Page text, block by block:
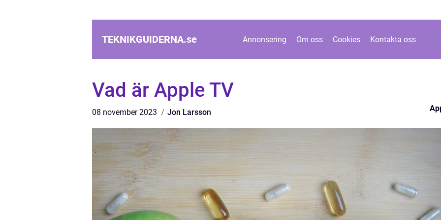
TEKNIKGUIDERNA.se Annonsering Om oss Cookies Kontakta oss
Vad är Apple TV
08 november 2023 Jon Larsson